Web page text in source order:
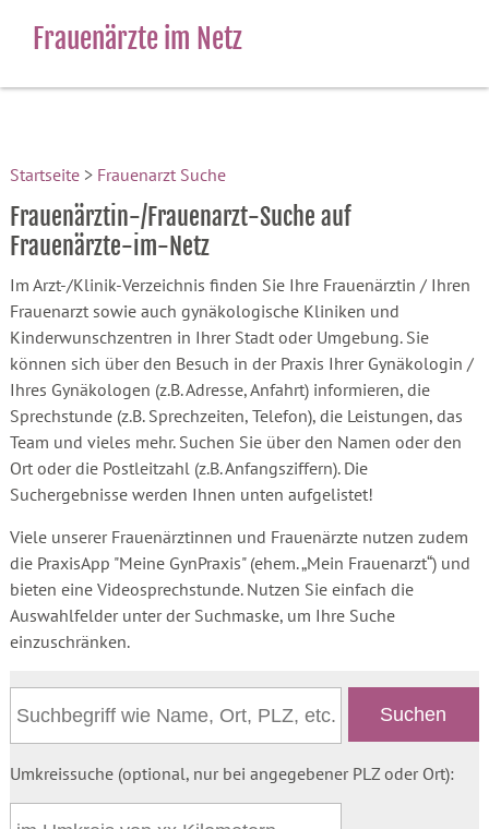
Frauenärzte im Netz
Startseite> Frauenarzt Suche
Frauenärztin-/Frauenarzt-Suche auf
Frauenärzte-im-Netz
Im Arzt-/Klinik-Verzeichnis finden Sie Ihre Frauenärztin / Ihren
Frauenarzt sowie auch gynäkologische Kliniken und
Kinderwunschzentren in Ihrer Stadt oder Umgebung. Sie
können sich über den Besuch in der Praxis Ihrer Gynäkologin /
Ihres Gynäkologen (z.B. Adresse, Anfahrt) informieren, die
Sprechstunde (z.B. Sprechzeiten, Telefon), die Leistungen, das
Team und vieles mehr. Suchen Sie über den Namen oder den
Ort oder die Postleitzahl (z.B. Anfangsziffern). Die
Suchergebnisse werden Ihnen unten aufgelistet!
Viele unserer Frauenärztinnen und Frauenärzte nutzen zudem
die PraxisApp "Meine GynPraxis" (ehem. „Mein Frauenarzt“) und
bieten eine Videosprechstunde. Nutzen Sie einfach die
Auswahlfelder unter der Suchmaske, um Ihre Suche
einzuschränken.
Umkreissuche (optional, nur bei angegebener PLZ oder Ort):